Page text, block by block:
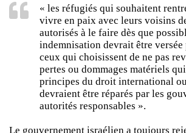
« les réfugiés qui souhaitent
vivre en paix avec leurs voisins
autorisés à le faire dès que
indemnisation devrait être versée
ceux qui choisissent de ne pas
pertes ou dommages matériels
principes du droit international
devraient être réparés par les
autorités responsables ».
Le gouvernement israélien a toujours